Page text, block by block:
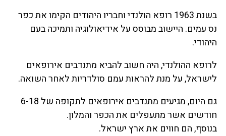
בשנת 1963 רופא הולנדי וחבריו היהודים הקימו את כפר
נס עמים. היישוב מבוסס על אידיאולוגיה ותמיכה בעם
היהודי.
לרופא ההולנדי, היה חשוב להביא מתנדבים אירופאים
לישראל, על מנת להראות עמם סולדריות לאחר השואה.
גם היום, מגיעים מתנדבים אירופאים לתקופה של 6-18
חודשים אשר מתעפלים את הכפר והמלון.
בנוסף, הם חווים את ארץ ישראל.